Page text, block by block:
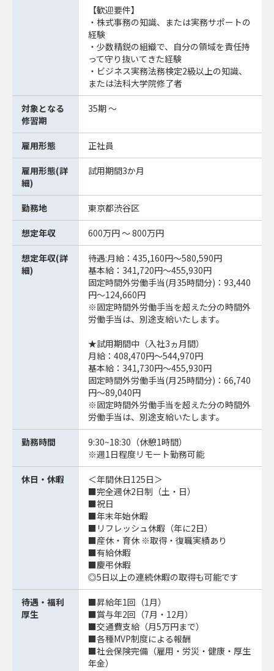
【歓迎要件】
・株式事務の知識、または実務サポートの
経験
・少数精鋭の組織で、自分の領域を責任持
って守り抜いてきた経験
・ビジネス実務法務検定2級以上の知識、
または法科大学院修了者
対象となる
修習期
35期 ～
雇用形態 正社員
雇用形態(詳
細)
試用期間3か月
勤務地 東京都渋谷区
想定年収 600万円 ～ 800万円
想定年収(詳
細)
待遇:月給：435,160円～580,590円
基本給：341,720円～455,930円
固定時間外労働⼿当(⽉35時間分)：93,440
円～124,660円
※固定時間外労働⼿当を超えた分の時間外
労働⼿当は、別途⽀給いたします。
★試用期間中（入社3ヵ月間）
月給：408,470円～544,970円
基本給：341,730円～455,930円
固定時間外労働⼿当(⽉25時間分)：66,740
円～89,040円
※固定時間外労働⼿当を超えた分の時間外
労働⼿当は、別途⽀給いたします。
勤務時間
9:30~18:30（休憩1時間）
※週1日程度リモート勤務可能
休日・休暇
＜年間休日125日＞
■完全週休2日制（土・日）
■祝日
■年末年始休暇
■リフレッシュ休暇（年に2日）
■産休・育休 ※取得・復職実績あり
■有給休暇
■慶弔休暇
◎5日以上の連続休暇の取得も可能です
待遇・福利
厚生
■昇給年1回（1月）
■賞与年2回（7月・12月）
■交通費支給（月5万円まで）
■各種MVP制度による報酬
■社会保険完備（雇用・労災・健康・厚生
年金）